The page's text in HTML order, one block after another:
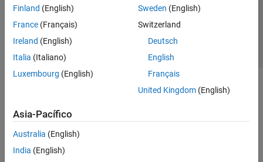
Finland (English)
France (Français)
Ireland (English)
Italia (Italiano)
Luxembourg (English)
Sweden (English)
Switzerland
Deutsch
English
Français
United Kingdom(English)
Asia-Pacífico
Australia (English)
India (English)